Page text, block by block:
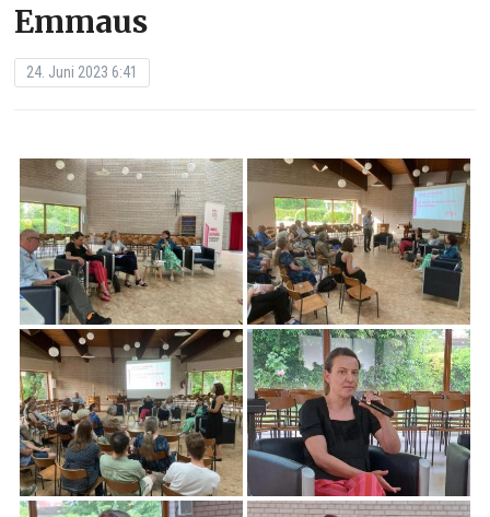
Emmaus
24. Juni 2023 6:41